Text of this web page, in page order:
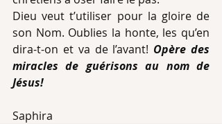
Dieu veut t’utiliser pour la gloire de
son Nom. Oublies la honte, les qu’en
dira-t-on et va de l’avant! Opère des
miracles de guérisons au nom de
Jésus!
Saphira